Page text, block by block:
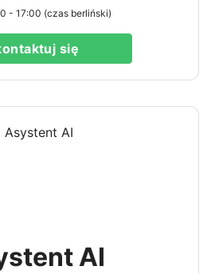
- 17:00 (czas berliński)
się
AI